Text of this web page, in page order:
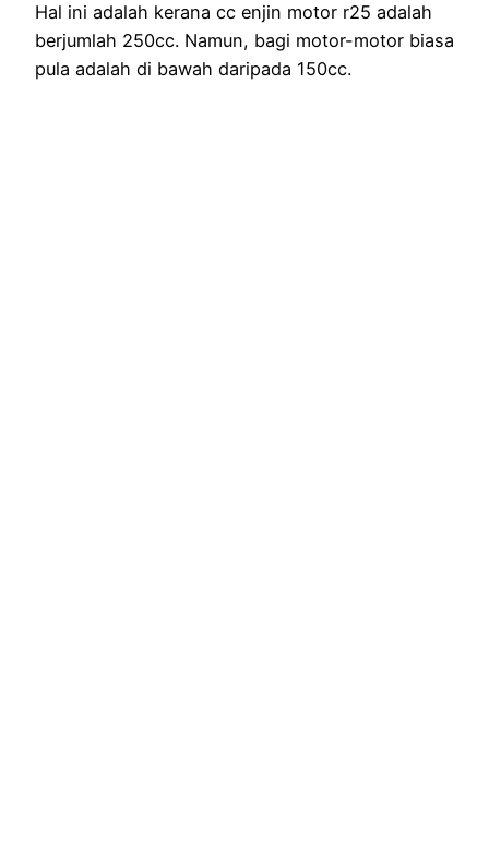
Hal ini adalah kerana cc enjin motor r25 adalah
berjumlah 250cc. Namun, bagi motor-motor biasa
pula adalah di bawah daripada 150cc.